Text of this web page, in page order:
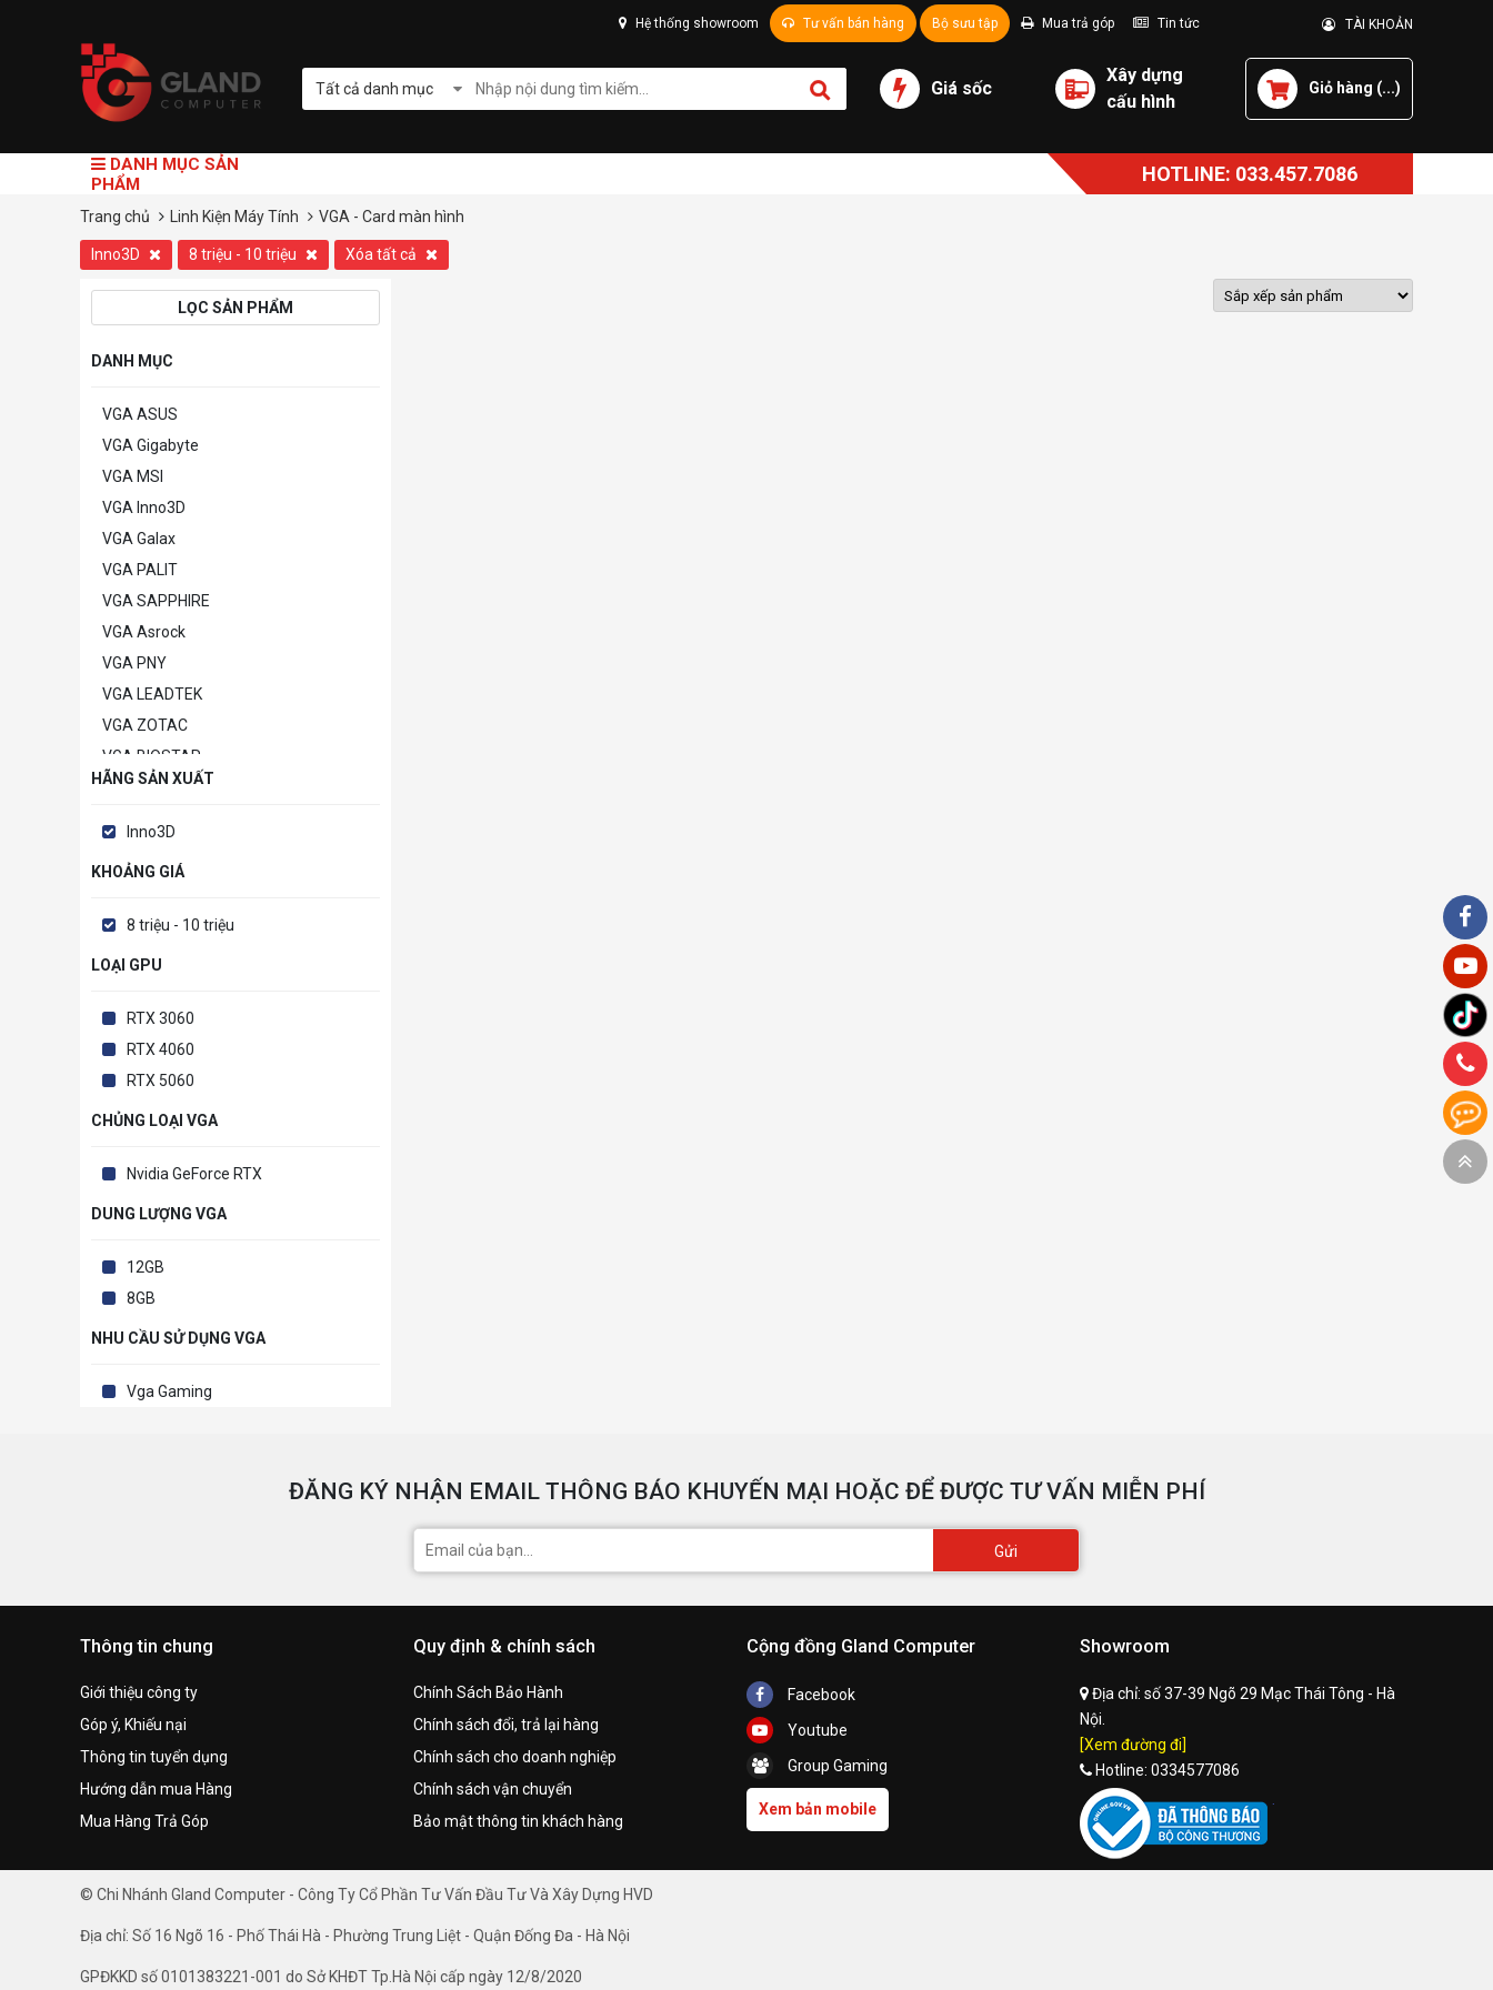
Hệ thống showroom Tư vấn bán hàng Bộ sưu tập Mua trả góp Tin tức TÀI KHOẢN
Tất cả danh mục Giá sốc
Xây dựng
cấu hình
Giỏ hàng (...)
DANH MỤC SẢN
PHẨM
HOTLINE: 033.457.7086
Trang chủ Linh Kiện Máy Tính VGA - Card màn hình
Inno3D 8 triệu - 10 triệu Xóa tất cả
LỌC SẢN PHẨM
DANH MỤC
VGA ASUS
VGA Gigabyte
VGA MSI
VGA Inno3D
VGA Galax
VGA PALIT
VGA SAPPHIRE
VGA Asrock
VGA PNY
VGA LEADTEK
VGA ZOTAC
VGA BIOSTAR
VGA POWERCOLOR
VGA Khác
HÃNG SẢN XUẤT
Inno3D
KHOẢNG GIÁ
8 triệu - 10 triệu
LOẠI GPU
RTX 3060
RTX 4060
RTX 5060
CHỦNG LOẠI VGA
Nvidia GeForce RTX
DUNG LƯỢNG VGA
12GB
8GB
NHU CẦU SỬ DỤNG VGA
Vga Gaming
ĐĂNG KÝ NHẬN EMAIL THÔNG BÁO KHUYẾN MẠI HOẶC ĐỂ ĐƯỢC TƯ VẤN MIỄN PHÍ
Gửi
Thông tin chung
Giới thiệu công ty
Góp ý, Khiếu nại
Thông tin tuyển dụng
Hướng dẫn mua Hàng
Mua Hàng Trả Góp
Quy định & chính sách
Chính Sách Bảo Hành
Chính sách đổi, trả lại hàng
Chính sách cho doanh nghiệp
Chính sách vận chuyển
Bảo mật thông tin khách hàng
Cộng đồng Gland Computer
Facebook
Youtube
Group Gaming
Xem bản mobile
Showroom
Địa chỉ: số 37-39 Ngõ 29 Mạc Thái Tông - Hà
Nội.
[Xem đường đi]
Hotline: 0334577086
© Chi Nhánh Gland Computer - Công Ty Cổ Phần Tư Vấn Đầu Tư Và Xây Dựng HVD
Địa chỉ: Số 16 Ngõ 16 - Phố Thái Hà - Phường Trung Liệt - Quận Đống Đa - Hà Nội
GPĐKKD số 0101383221-001 do Sở KHĐT Tp.Hà Nội cấp ngày 12/8/2020